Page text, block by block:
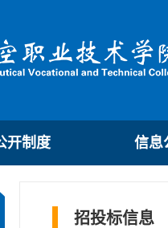
开制度 信息
招投标信息